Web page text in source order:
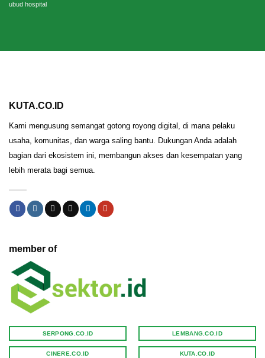
ubud hospital
KUTA.CO.ID
Kami mengusung semangat gotong royong digital, di mana pelaku
usaha, komunitas, dan warga saling bantu. Dukungan Anda adalah
bagian dari ekosistem ini, membangun akses dan kesempatan yang
lebih merata bagi semua.
member of
SERPONG.CO.ID
CINERE.CO.ID
LEMBANG.CO.ID
KUTA.CO.ID